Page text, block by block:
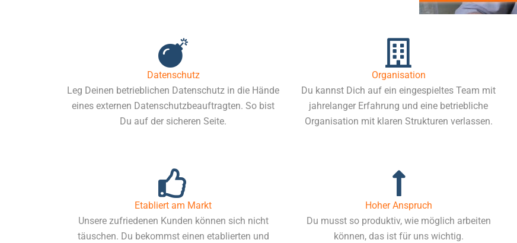
Datenschutz
Leg Deinen betrieblichen Datenschutz in die Hände
eines externen Datenschutzbeauftragten. So bist
Du auf der sicheren Seite.
Organisation
Du kannst Dich auf ein eingespieltes Team mit
jahrelanger Erfahrung und eine betriebliche
Organisation mit klaren Strukturen verlassen.
Etabliert am Markt
Unsere zufriedenen Kunden können sich nicht
täuschen. Du bekommst einen etablierten und
Hoher Anspruch
Du musst so produktiv, wie möglich arbeiten
können, das ist für uns wichtig.